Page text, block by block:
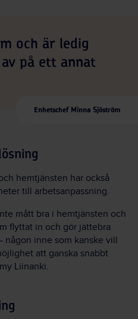
och är ledig
på ett annat
Enhetschef Minna Sjöström
hemtjänsten har också
till arbetsanpassning.
mått bra i hemtjänsten och
flyttat in och gör jättebra
någon inne som kanske vill
att ganska snabbt
Liinanki.